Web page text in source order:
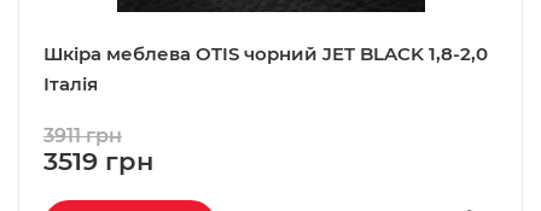
Шкіра меблева OTIS чорний JET BLACK 1,8-2,0
Італія
3519 грн
3911 грн